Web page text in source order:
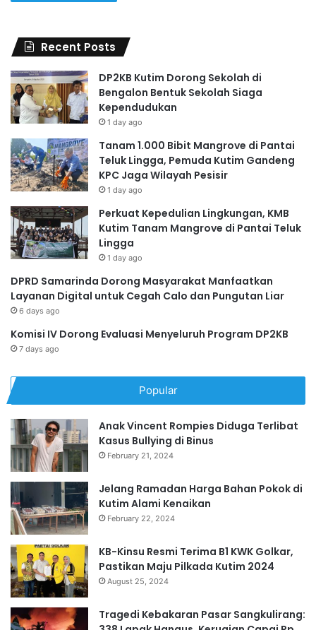
Recent Posts
DP2KB Kutim Dorong Sekolah di
Bengalon Bentuk Sekolah Siaga
Kependudukan
1 day ago
Tanam 1.000 Bibit Mangrove di Pantai
Teluk Lingga, Pemuda Kutim Gandeng
KPC Jaga Wilayah Pesisir
1 day ago
Perkuat Kepedulian Lingkungan, KMB
Kutim Tanam Mangrove di Pantai Teluk
Lingga
1 day ago
DPRD Samarinda Dorong Masyarakat Manfaatkan
Layanan Digital untuk Cegah Calo dan Pungutan Liar
6 days ago
Komisi IV Dorong Evaluasi Menyeluruh Program DP2KB
7 days ago
Popular
Anak Vincent Rompies Diduga Terlibat
Kasus Bullying di Binus
February 21, 2024
Jelang Ramadan Harga Bahan Pokok di
Kutim Alami Kenaikan
February 22, 2024
KB-Kinsu Resmi Terima B1 KWK Golkar,
Pastikan Maju Pilkada Kutim 2024
August 25, 2024
Tragedi Kebakaran Pasar Sangkulirang: